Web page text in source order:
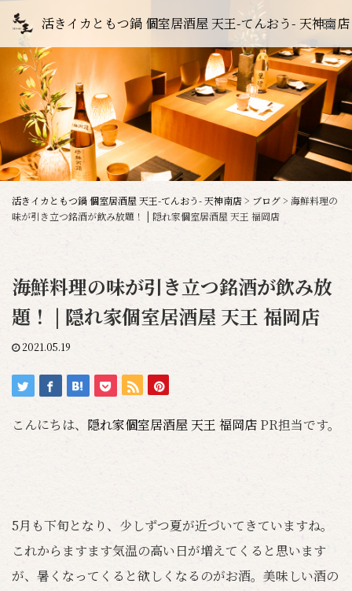
活きイカともつ鍋 個室居酒屋 天王-てんおう- 天神南店
活きイカともつ鍋 個室居酒屋 天王-てんおう- 天神南店> ブログ> 海鮮料理の
味が引き立つ銘酒が飲み放題！ | 隠れ家個室居酒屋 天王 福岡店
海鮮料理の味が引き立つ銘酒が飲み放
題！ | 隠れ家個室居酒屋 天王 福岡店
2021.05.19
こんにちは、 隠れ家個室居酒屋 天王 福岡店 PR担当です。
5月も下旬となり、少しずつ夏が近づいてきていますね。
これからますます気温の高い日が増えてくると思います
が、暑くなってくると欲しくなるのがお酒。美味しい酒の